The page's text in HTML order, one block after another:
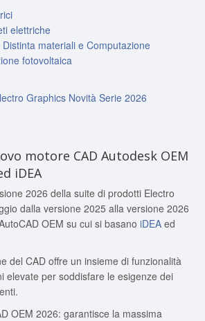
elettriche
materiali e Computazione
fotovoltaica
Graphics Novità Serie 2026
motore CAD Autodesk OEM
iDEA
2026 della suite di prodotti Electro
dalla versione 2025 alla versione 2026
OEM su cui si basano iDEA ed
del CAD offre un insieme di funzionalità
elevate per soddisfare le esigenze dei
OEM 2026: garantisce la massima